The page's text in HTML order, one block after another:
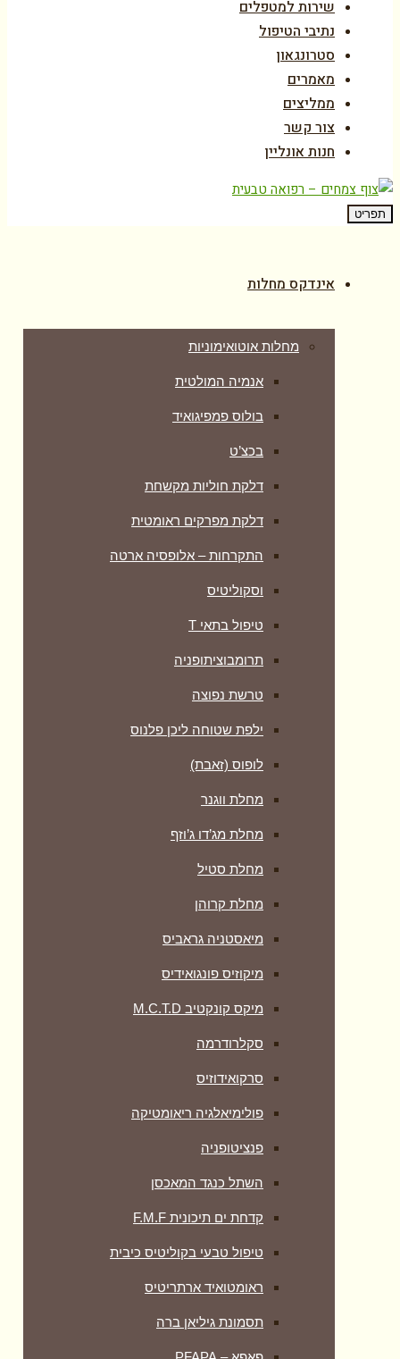
שירות למטפלים
נתיבי הטיפול
סטרונגאון
מאמרים
ממליצים
צור קשר
חנות אונליין
תפריט
אינדקס מחלות
מחלות אוטואימוניות
אנמיה המולטית
בולוס פמפיגואיד
בכצ’ט
דלקת חוליות מקשחת
דלקת מפרקים ראומטית
התקרחות – אלופסיה ארטה
וסקוליטיס
טיפול בתאי T
תרומבוציתופניה
טרשת נפוצה
ילפת שטוחה ליכן פלנוס
לופוס (זאבת)
מחלת ווגנר
מחלת מג’דו ג’וזף
מחלת סטיל
מחלת קרוהן
מיאסטניה גראביס
מיקוזיס פונגואידיס
מיקס קונקטיב M.C.T.D
סקלרודרמה
סרקואידוזיס
פולימיאלגיה ריאומטיקה
‏פנציטופניה
השתל כנגד המאכסן
קדחת ים תיכונית F.M.F
טיפול טבעי בקוליטיס כיבית
ראומטואיד ארתריטיס
תסמונת גיליאן ברה